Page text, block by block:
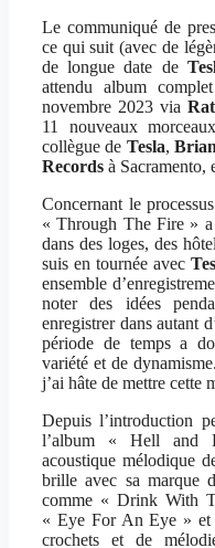
Le communiqué de
ce qui suit (avec de
de longue date de
attendu album
novembre 2023 via
11 nouveaux
collègue de Tesla,
Records à Sacramento,
Concernant le
« Through The Fire »
dans des loges, des
suis en tournée avec
ensemble
noter des idées
enregistrer dans autant
période de temps a
variété et de
j’ai hâte de mettre cette
Depuis l’introduction
l’album « Hell and
acoustique mélodique
brille avec sa marque
comme « Drink With
« Eye For An Eye »
crochets et de